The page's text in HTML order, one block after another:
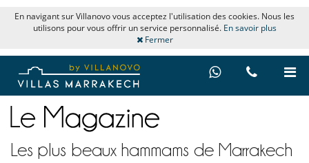
En navigant sur Villanovo vous acceptez l'utilisation des cookies. Nous les
utilisons pour vous offrir un service personnalisé. En savoir plus
Fermer
Les plus beaux hammams de Marrakech